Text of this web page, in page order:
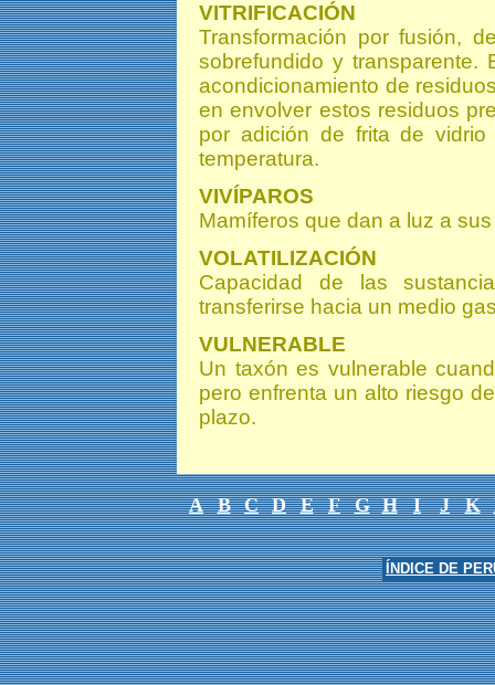
VITRIFICACIÓN
Transformación por fusión,
sobrefundido y transparente.
acondicionamiento de
en envolver estos residuos
por adición de frita de
temperatura.
VIVÍPAROS
Mamíferos que dan a luz a
VOLATILIZACIÓN
Capacidad de las
transferirse hacia un medio
VULNERABLE
Un taxón es vulnerable
pero enfrenta un alto riesgo
plazo.
A B C D E F G H I J K
ÍNDICE DE